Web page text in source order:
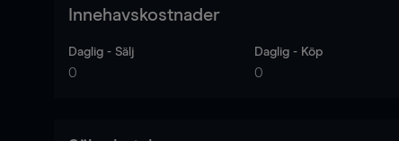
Innehavskostnader
Daglig - Sälj
0
Daglig - Köp
0